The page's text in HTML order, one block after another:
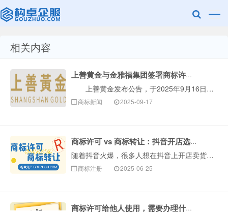
产网
相关内容
上善黄金与金雅福集团签署商标许可协议
上善黄金发布公告，于2025年9月16日，深圳金雅福控股集团有限公司(金雅福集团)作为许可方已与本公司全资附属公司香港上善科技发展有限公司(上善科···
商标新闻 2025-09-17
商标许可 vs 商标转让：抖音开店选哪个？
随着抖音火爆，很多人想在抖音上开店卖货，需要注意的是，现在抖音开店也需要用到注册商标，不管是注册证也好还是商标授权书，没有商标很可能审核不通过！没有商···
商标注册 2025-06-25
商标许可给他人使用，需要办理什么手续？